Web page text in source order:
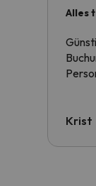
Alles
Krist